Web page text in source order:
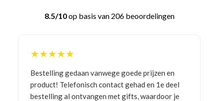
8.5/10op basis van 206 beoordelingen
★★★★★
Bestelling gedaan vanwege goede prijzen en
product! Telefonisch contact gehad en 1e deel
bestelling al ontvangen met gifts, waardoor je